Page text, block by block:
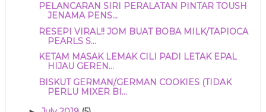
PELANCARAN SIRI PERALATAN PINTAR TOUSH
JENAMA PENS...
RESEPI VIRAL!! JOM BUAT BOBA MILK/TAPIOCA
PEARLS S...
KETAM MASAK LEMAK CILI PADI LETAK EPAL
HIJAU GEREN...
BISKUT GERMAN/GERMAN COOKIES (TIDAK
PERLU MIXER BI...